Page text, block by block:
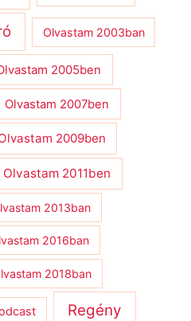
Olvastam 2003ban
2005ben
Olvastam 2007ben
2009ben
Olvastam 2011ben
2013ban
2016ban
2018ban
Regény